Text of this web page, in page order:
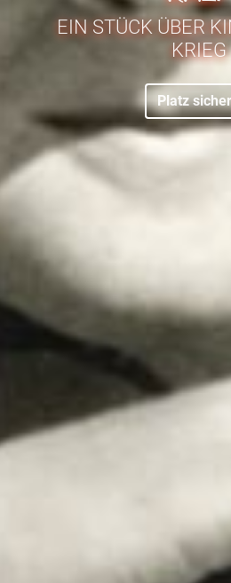
EIN STÜCK ÜBER
KRIEG
Platz